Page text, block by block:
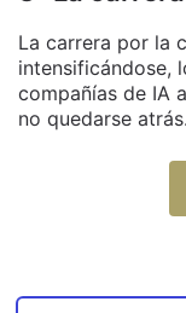
La carrera por la
intensificándose,
compañías de IA
no quedarse atrás.